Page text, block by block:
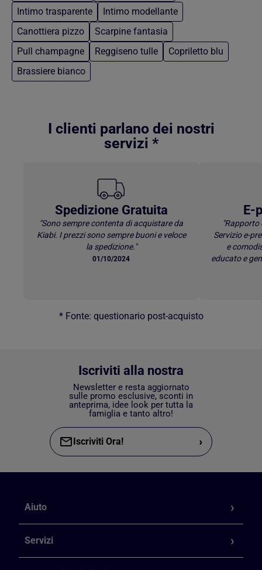
Intimo trasparente
Intimo modellante
Canottiera pizzo
Scarpine fantasia
Pull champagne
Reggiseno tulle
Copriletto blu
Brassiere bianco
I clienti parlano dei nostri
servizi *
Spedizione Gratuita
"Sono sempre contenta di acquistare da
Kiabi. I prezzi sono sempre buoni e veloce
la spedizione."
01/10/2024
E-
Servizio e-
e
educato e
* Fonte: questionario post-acquisto
Iscriviti alla nostra
Newsletter e resta aggiornato
sulle promo esclusive, sconti in
anteprima, idee look per tutta la
famiglia e tanto altro!
Iscriviti Ora! ›
Aiuto
Servizi